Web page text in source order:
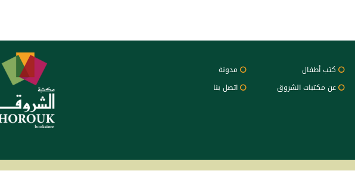
كتب أطفال
مدونة
عن مكتبات الشروق
اتصل بنا